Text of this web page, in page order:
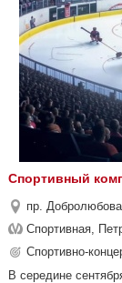
Спортивный
пр.
Спортивная,
Спортивно-
В середине